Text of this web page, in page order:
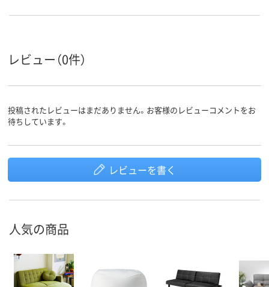
レビュー（0件）
投稿されたレビューはまだありません。お客様のレビューコメントをお
待ちしています。
レビューを書く
人気の商品